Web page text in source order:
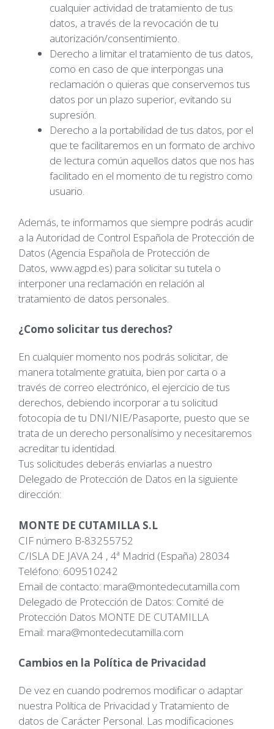
cualquier actividad de tratamiento de tus
datos, a través de la revocación de tu
autorización/consentimiento.
Derecho a limitar el tratamiento de tus datos,
como en caso de que interpongas una
reclamación o quieras que conservemos tus
datos por un plazo superior, evitando su
supresión.
Derecho a la portabilidad de tus datos, por el
que te facilitaremos en un formato de archivo
de lectura común aquellos datos que nos has
facilitado en el momento de tu registro como
usuario.
Además, te informamos que siempre podrás acudir
a la Autoridad de Control Española de Protección de
Datos (Agencia Española de Protección de
Datos, www.agpd.es) para solicitar su tutela o
interponer una reclamación en relación al
tratamiento de datos personales.
¿Como solicitar tus derechos?
En cualquier momento nos podrás solicitar, de
manera totalmente gratuita, bien por carta o a
través de correo electrónico, el ejercicio de tus
derechos, debiendo incorporar a tu solicitud
fotocopia de tu DNI/NIE/Pasaporte, puesto que se
trata de un derecho personalísimo y necesitaremos
acreditar tu identidad.
Tus solicitudes deberás enviarlas a nuestro
Delegado de Protección de Datos en la siguiente
dirección:
MONTE DE CUTAMILLA S.L
CIF número B-83255752
C/ISLA DE JAVA 24 , 4ª Madrid (España) 28034
Teléfono: 609510242
Email de contacto: mara@montedecutamilla.com
Delegado de Protección de Datos: Comité de
Protección Datos MONTE DE CUTAMILLA
Email: mara@montedecutamilla.com
Cambios en la Política de Privacidad
De vez en cuando podremos modificar o adaptar
nuestra Política de Privacidad y Tratamiento de
datos de Carácter Personal. Las modificaciones